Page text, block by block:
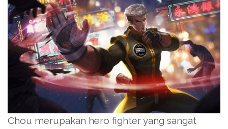
Chou merupakan hero fighter yang sangat